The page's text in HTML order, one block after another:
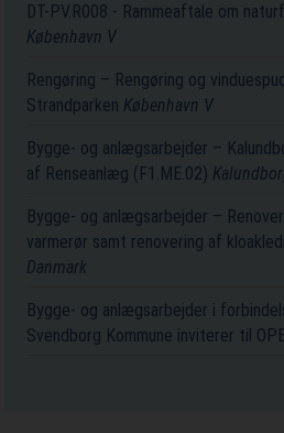
DT-PV.R008 - Rammeaftale om
København V
Rengøring – Rengøring og
Strandparken København V
Bygge- og anlægsarbejder –
af Renseanlæg (F1.ME.02)
Bygge- og anlægsarbejder –
varmerør samt renovering af
Danmark
Bygge- og anlægsarbejder i
Svendborg Kommune inviterer til